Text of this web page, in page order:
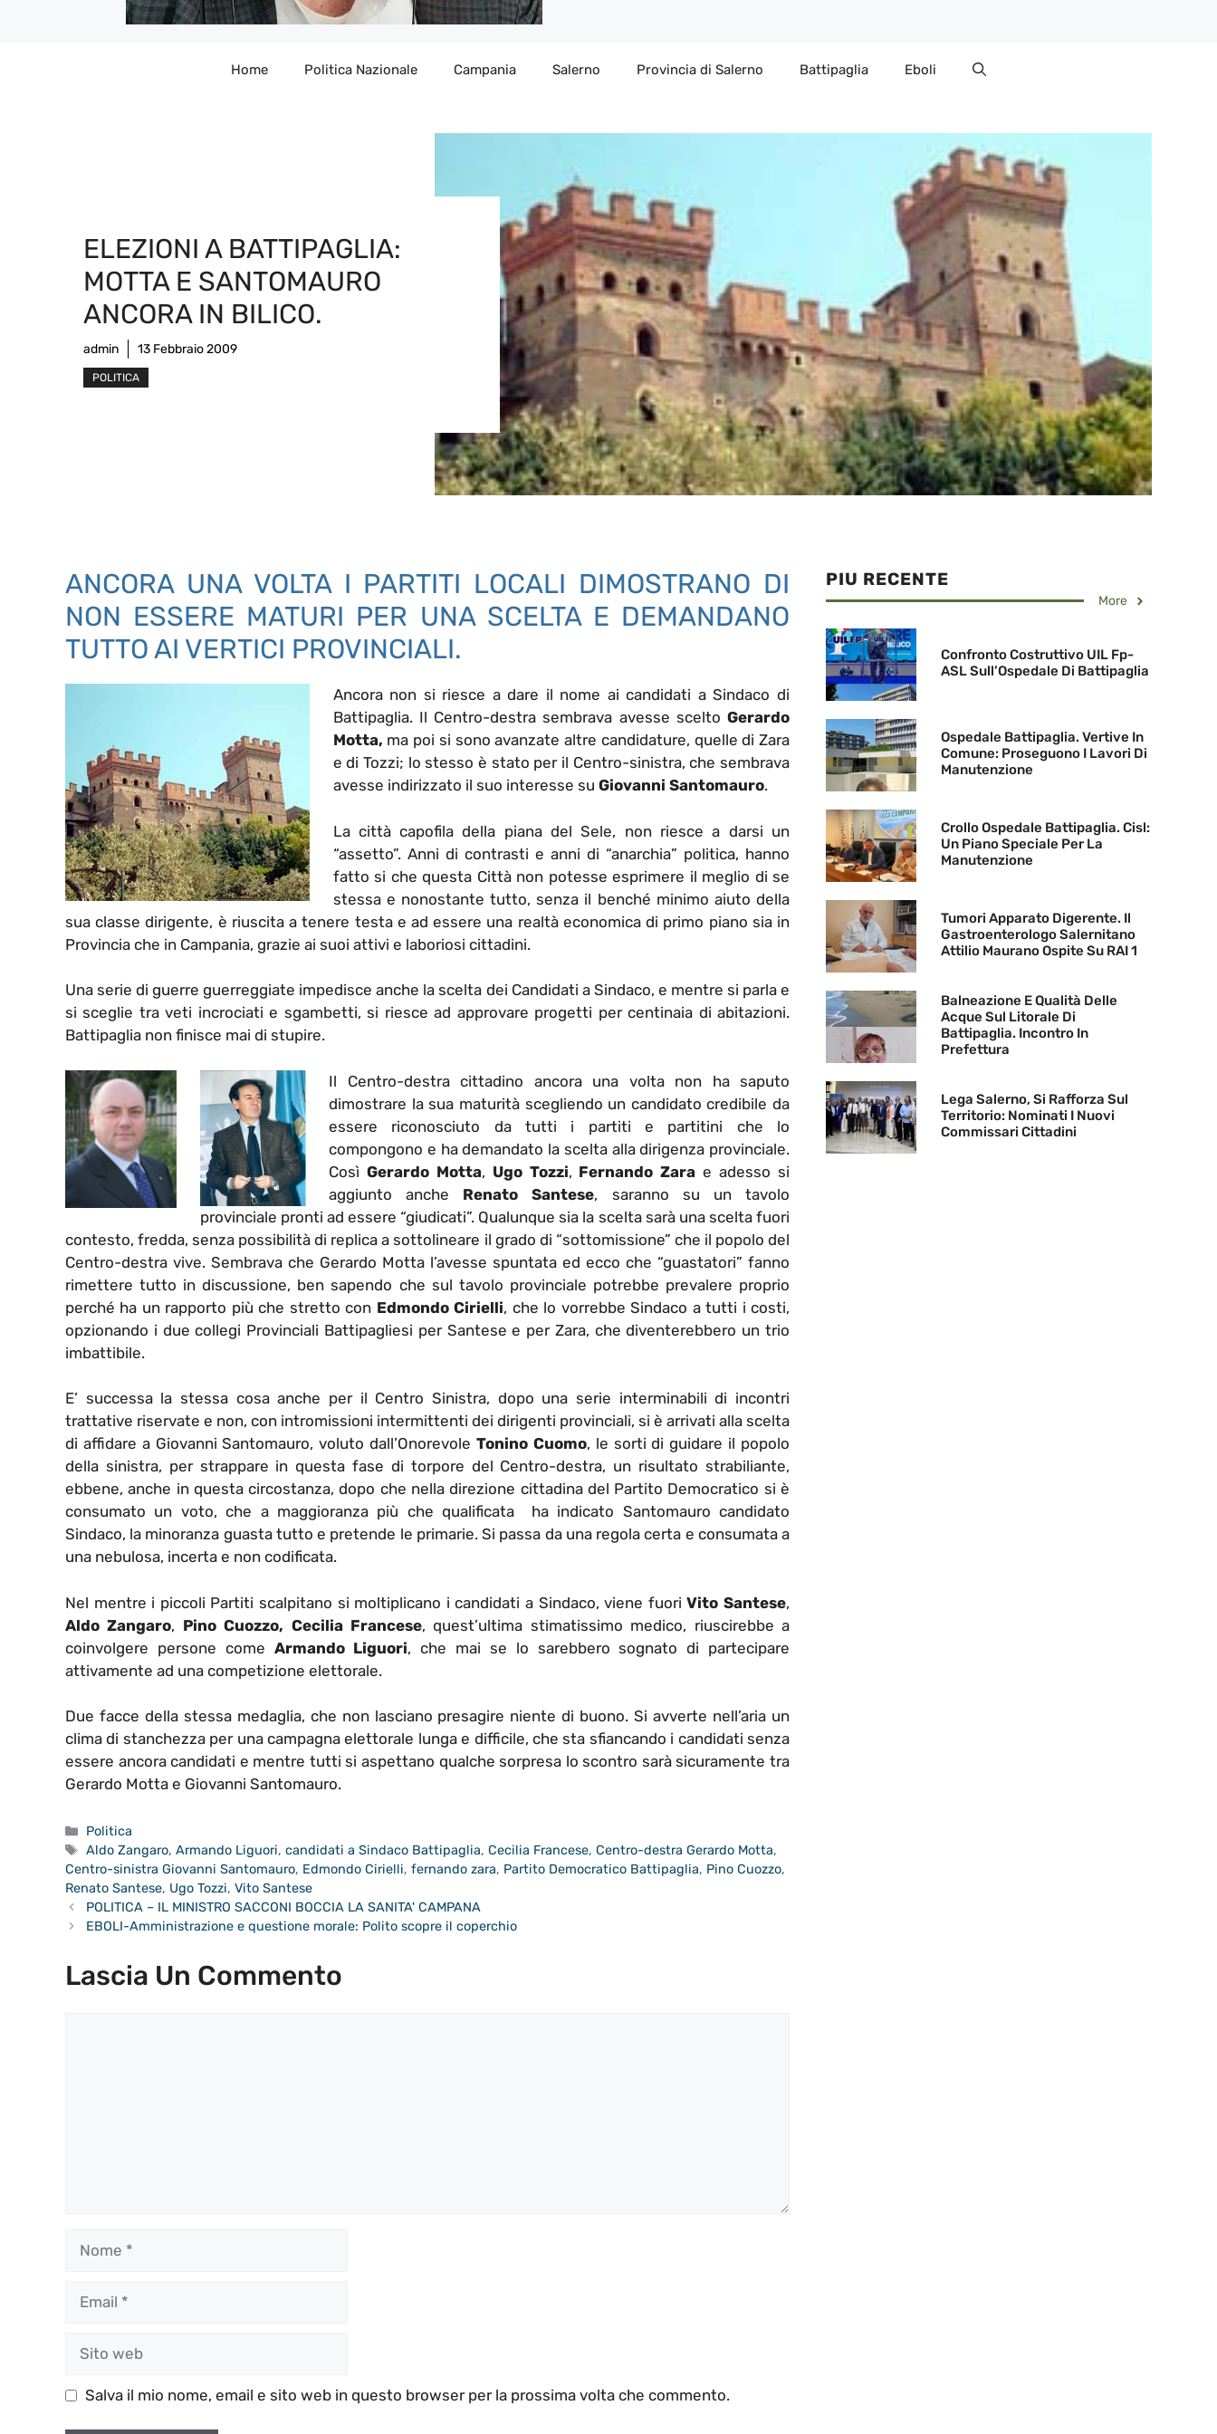
Home Politica Nazionale Campania Salerno Provincia di Salerno Battipaglia Eboli
ELEZIONI A BATTIPAGLIA:
MOTTA E SANTOMAURO
ANCORA IN BILICO.
admin 13 Febbraio 2009
POLITICA
ANCORA UNA VOLTA I PARTITI LOCALI DIMOSTRANO DI
NON ESSERE MATURI PER UNA SCELTA E DEMANDANO
TUTTO AI VERTICI PROVINCIALI.
Ancora non si riesce a dare il nome ai candidati a Sindaco di
Battipaglia. Il Centro-destra sembrava avesse scelto Gerardo
Motta, ma poi si sono avanzate altre candidature, quelle di Zara
e di Tozzi; lo stesso è stato per il Centro-sinistra, che sembrava
avesse indirizzato il suo interesse su Giovanni Santomauro.
La città capofila della piana del Sele, non riesce a darsi un
“assetto”. Anni di contrasti e anni di “anarchia” politica, hanno
fatto si che questa Città non potesse esprimere il meglio di se
stessa e nonostante tutto, senza il benché minimo aiuto della
sua classe dirigente, è riuscita a tenere testa e ad essere una realtà economica di primo piano sia in
Provincia che in Campania, grazie ai suoi attivi e laboriosi cittadini.
Una serie di guerre guerreggiate impedisce anche la scelta dei Candidati a Sindaco, e mentre si parla e
si sceglie tra veti incrociati e sgambetti, si riesce ad approvare progetti per centinaia di abitazioni.
Battipaglia non finisce mai di stupire.
Il Centro-destra cittadino ancora una volta non ha saputo
dimostrare la sua maturità scegliendo un candidato credibile da
essere riconosciuto da tutti i partiti e partitini che lo
compongono e ha demandato la scelta alla dirigenza provinciale.
Così Gerardo Motta, Ugo Tozzi, Fernando Zara e adesso si
aggiunto anche Renato Santese, saranno su un tavolo
provinciale pronti ad essere “giudicati”. Qualunque sia la scelta sarà una scelta fuori
contesto, fredda, senza possibilità di replica a sottolineare il grado di “sottomissione” che il popolo del
Centro-destra vive. Sembrava che Gerardo Motta l’avesse spuntata ed ecco che “guastatori” fanno
rimettere tutto in discussione, ben sapendo che sul tavolo provinciale potrebbe prevalere proprio
perché ha un rapporto più che stretto con Edmondo Cirielli, che lo vorrebbe Sindaco a tutti i costi,
opzionando i due collegi Provinciali Battipagliesi per Santese e per Zara, che diventerebbero un trio
imbattibile.
E’ successa la stessa cosa anche per il Centro Sinistra, dopo una serie interminabili di incontri
trattative riservate e non, con intromissioni intermittenti dei dirigenti provinciali, si è arrivati alla scelta
di affidare a Giovanni Santomauro, voluto dall’Onorevole Tonino Cuomo, le sorti di guidare il popolo
della sinistra, per strappare in questa fase di torpore del Centro-destra, un risultato strabiliante,
ebbene, anche in questa circostanza, dopo che nella direzione cittadina del Partito Democratico si è
consumato un voto, che a maggioranza più che qualificata ha indicato Santomauro candidato
Sindaco, la minoranza guasta tutto e pretende le primarie. Si passa da una regola certa e consumata a
una nebulosa, incerta e non codificata.
Nel mentre i piccoli Partiti scalpitano si moltiplicano i candidati a Sindaco, viene fuoriVito Santese,
Aldo Zangaro, Pino Cuozzo, Cecilia Francese, quest’ultima stimatissimo medico, riuscirebbe a
coinvolgere persone come Armando Liguori, che mai se lo sarebbero sognato di partecipare
attivamente ad una competizione elettorale.
Due facce della stessa medaglia, che non lasciano presagire niente di buono. Si avverte nell’aria un
clima di stanchezza per una campagna elettorale lunga e difficile, che sta sfiancando i candidati senza
essere ancora candidati e mentre tutti si aspettano qualche sorpresa lo scontro sarà sicuramente tra
Gerardo Motta e Giovanni Santomauro.
Categorie
Politica
Tag
Aldo Zangaro,Armando Liguori,candidati a Sindaco Battipaglia,Cecilia Francese,Centro-destra Gerardo Motta,
Centro-sinistra Giovanni Santomauro, Edmondo Cirielli, fernando zara, Partito Democratico Battipaglia, Pino Cuozzo,
Renato Santese, Ugo Tozzi, Vito Santese
POLITICA – IL MINISTRO SACCONI BOCCIA LA SANITA' CAMPANA
EBOLI-Amministrazione e questione morale: Polito scopre il coperchio
Lascia Un Commento
web
Salva il mio nome, email e sito web in questo browser per la prossima volta che commento.
PIU RECENTE
More
Confronto Costruttivo UIL Fp-
ASL Sull’Ospedale Di Battipaglia
Ospedale Battipaglia. Vertive In
Comune: Proseguono I Lavori Di
Manutenzione
Crollo Ospedale Battipaglia. Cisl:
Un Piano Speciale Per La
Manutenzione
Tumori Apparato Digerente. Il
Gastroenterologo Salernitano
Attilio Maurano Ospite Su RAI 1
Balneazione E Qualità Delle
Acque Sul Litorale Di
Battipaglia. Incontro In
Prefettura
Lega Salerno, Si Rafforza Sul
Territorio: Nominati I Nuovi
Commissari Cittadini